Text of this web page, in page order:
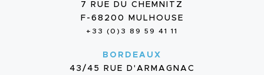
7 RUE DU CHEMNITZ
F-68200 MULHOUSE
+33 (0)3 89 59 41 11
BORDEAUX
43/45 RUE D'ARMAGNAC